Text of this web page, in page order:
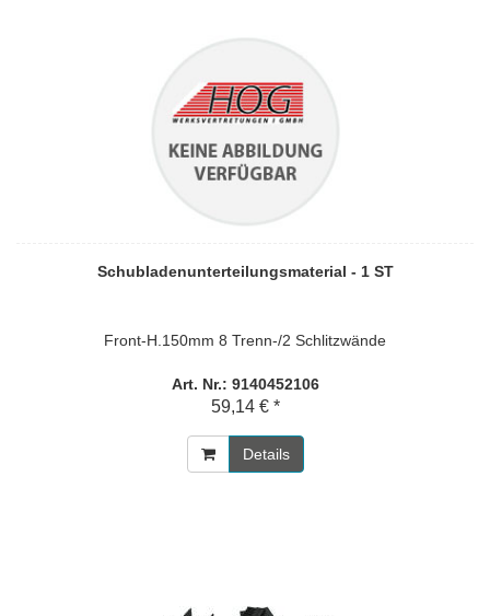
Schubladenunterteilungsmaterial - 1 ST
Front-H.150mm 8 Trenn-/2 Schlitzwände
Art. Nr.: 9140452106
59,14 € *
Details